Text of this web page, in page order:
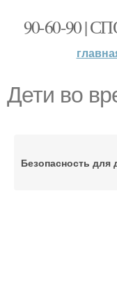
90-60-90 |
Дети во
Безопасность для